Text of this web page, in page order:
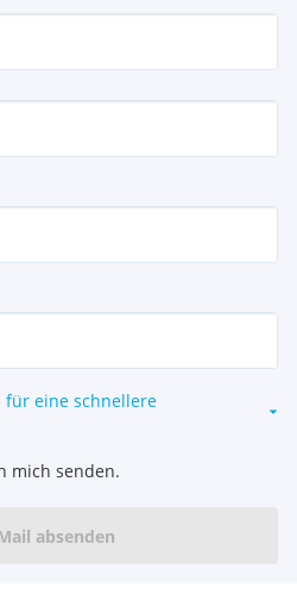
für eine schnellere
mich senden.
absenden